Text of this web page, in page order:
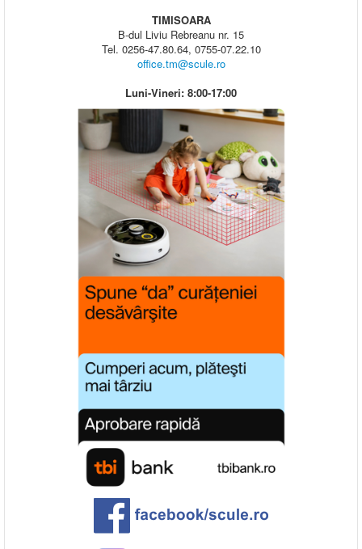
TIMISOARA
B-dul Liviu Rebreanu nr. 15
Tel. 0256-47.80.64, 0755-07.22.10
office.tm@scule.ro
Luni-Vineri: 8:00-17:00